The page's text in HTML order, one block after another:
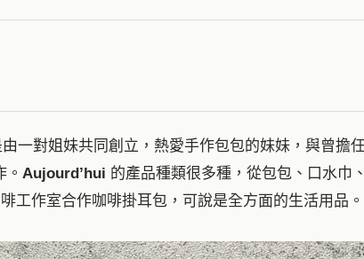
由一對姐妹共同創立，熱愛手作包包的妹妹，與曾擔
Aujourd’hui 的產品種類很多種，從包包、口水巾
工作室合作咖啡掛耳包，可說是全方面的生活用品。